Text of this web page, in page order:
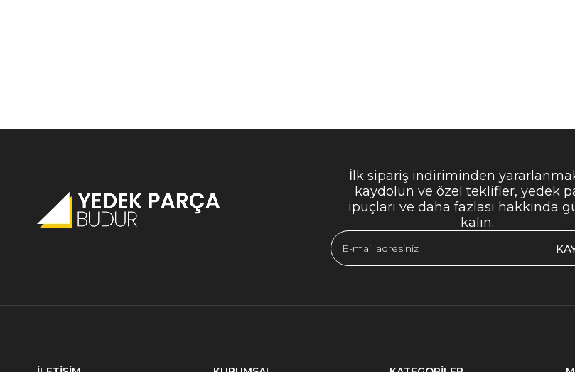
İlk sipariş indiriminden
kaydolun ve özel teklifler, yedek
ipuçları ve daha fazlası hakkında
kalın.